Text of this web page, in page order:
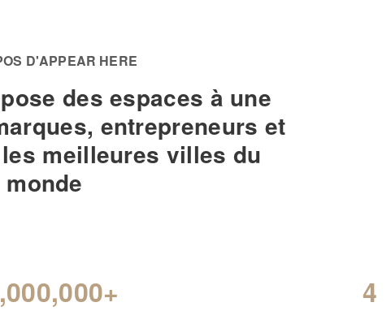
D'APPEAR HERE
des espaces à une
entrepreneurs et
meilleures villes du
monde
4